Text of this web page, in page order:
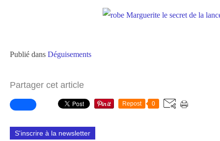
Publié dans Déguisements
Partager cet article
Repost 0
S'inscrire à la newsletter